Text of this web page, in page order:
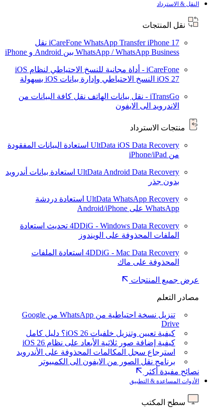
النقل & الاسترداد
نقل المنتجات
iCareFone WhatsApp TransferiPhone 17
نقل
WhatsApp / WhatsApp Business بين Android و iPhone
iCareFone - أداة مجانية للنسخ الاحتياطي لنظام iOS
iOS 27 النسخ الاحتياطي وإدارة بيانات iOS بسهولة
iTransGo - نقل بيانات الهاتف
نقل كافة البيانات من
الاندرويد الى الايفون
منتجات الاسترداد
UltData iOS Data Recovery استعادة البيانات المفقودة
من iPhone/iPad
UltData Android Data Recovery استعادة بيانات أندرويد
بدون جذر
UltData WhatsApp Recovery استعادة دردشة
WhatsApp على Android/iPhone
4DDiG - Windows Data Recovery تحديث استعادة
الملفات المحذوفة على الويندوز
4DDiG - Mac Data Recovery استعادة الملفات
المحذوفة على ماك
عرض جميع المنتجات
مصادر التعلم
تنزيل نسخة احتياطية من WhatsApp من Google
Drive
كيفية تعيين وتنزيل خلفيات iOS 26؟ دليل كامل
كيفية إضافة صور ثلاثية الأبعاد على نظام iOS 26
استرجاع سجل المكالمات المحذوفة على الأندرويد
برنامج نقل الصور من الايفون الى الكمبيوتر
نصائح مفيدة أكثر
الأدوات المساعدة & التطبيق
سطح المكتب